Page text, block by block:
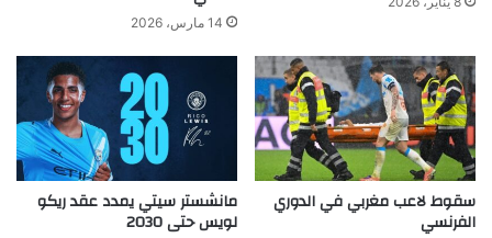
14 مارس، 2026
سقوط لاعب مغربي في الدوري
الفرنسي
مانشستر سيتي يمدد عقد ريكو
لويس حتى 2030